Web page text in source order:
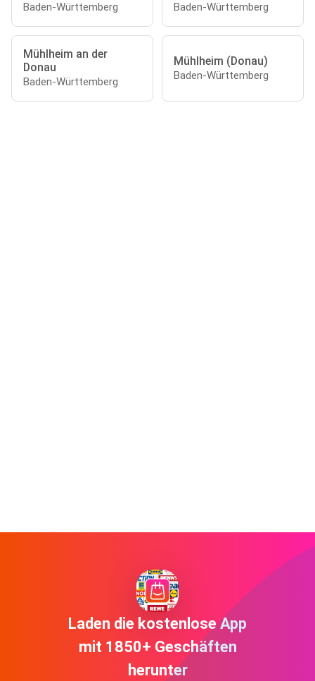
Baden-Württemberg Baden-Württemberg
Mühlheim an der
Donau
Baden-Württemberg
Mühlheim (Donau)
Baden-Württemberg
Laden die kostenlose App
mit 1850+ Geschäften
herunter